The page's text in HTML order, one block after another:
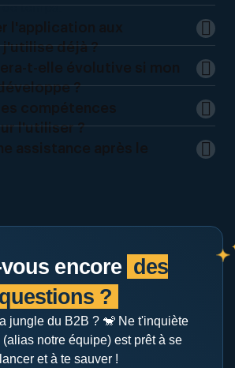
temps.
l'application aux
déjà ?
t-elle évolutive si mon
?
compétences
l'utiliser ?
assistance après le
encore des
questions ?
jungle du B2B ? 🐒 Ne t'inquiète
(alias notre équipe) est prêt à se
lancer et à te sauver !